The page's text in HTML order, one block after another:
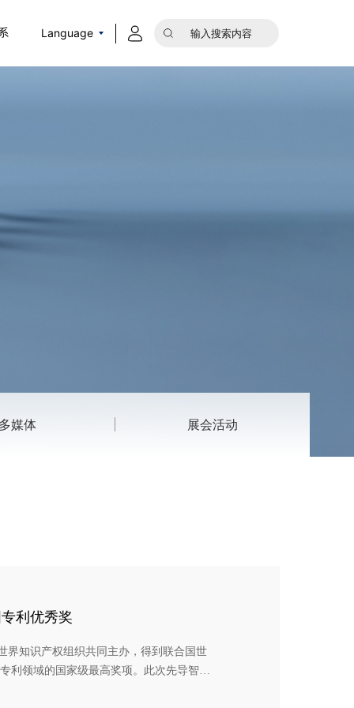
Language
多媒体 展会活动
利优秀奖
界知识产权组织共同主办，得到联合国世
利领域的国家级最高奖项。此次先导智能